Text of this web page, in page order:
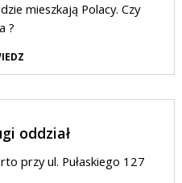
mieszkają Polacy. Czy
?
oddział
przy ul. Pułaskiego 127